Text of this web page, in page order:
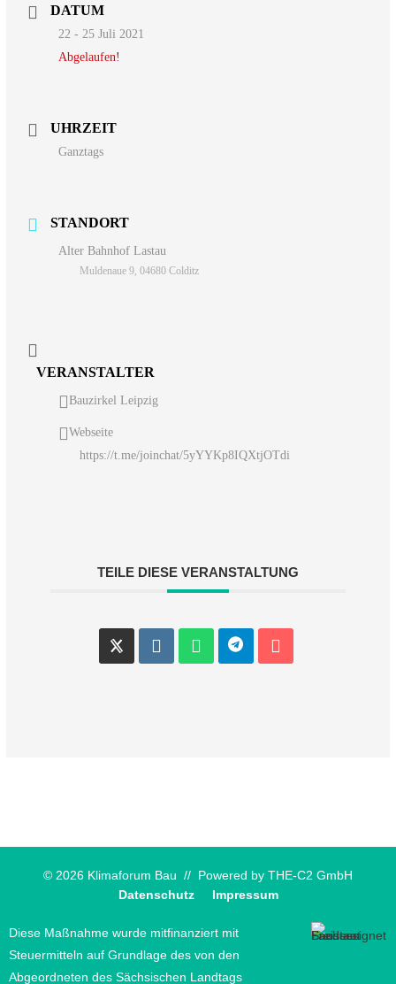
DATUM
22 - 25 Juli 2021
Abgelaufen!
UHRZEIT
Ganztags
STANDORT
Alter Bahnhof Lastau
Muldenaue 9, 04680 Colditz
VERANSTALTER
Bauzirkel Leipzig
Webseite
https://t.me/joinchat/5yYYKp8IQXtjOTdi
TEILE DIESE VERANSTALTUNG
© 2026 Klimaforum Bau // Powered by THE-C2 GmbH
Datenschutz
Impressum
Diese Maßnahme wurde mitfinanziert mit
Steuermitteln auf Grundlage des von den
Abgeordneten des Sächsischen Landtags